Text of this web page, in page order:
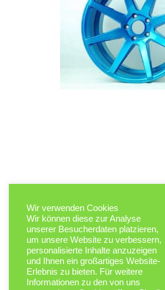
Wir verwenden Cookies
Wir können diese zur Analyse
unserer Besucherdaten platzieren,
um unsere Website zu verbessern,
personalisierte Inhalte anzuzeigen
und Ihnen ein großartiges Website-
Erlebnis zu bieten. Für weitere
Informationen zu den von uns